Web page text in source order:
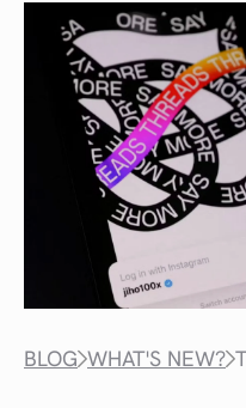
BLOG WHAT'S NEW?